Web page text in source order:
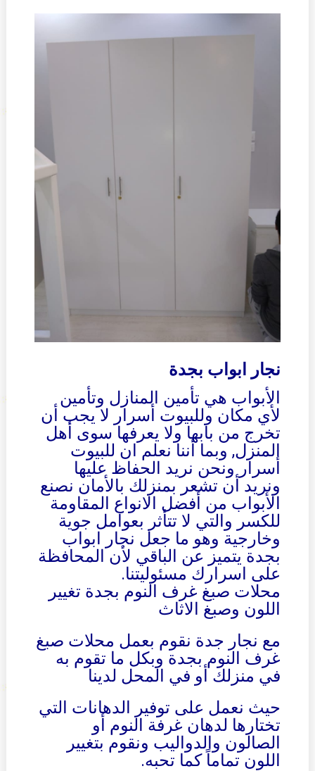
نجار ابواب بجدة
الأبواب هي تأمين المنازل وتأمين
لأي مكان وللبيوت أسرار لا يجب أن
تخرج من بابها ولا يعرفها سوى أهل
المنزل, وبما أننا نعلم ان للبيوت
أسرار ونحن نريد الحفاظ عليها
ونريد أن تشعر بمنزلك بالأمان نصنع
الأبواب من أفضل الانواع المقاومة
للكسر والتي لا تتأثر بعوامل جوية
وخارجية وهو ما جعل نجار ابواب
بجدة يتميز عن الباقي لأن المحافظة
على اسرارك مسئوليتنا.
محلات صبغ غرف النوم بجدة تغيير
اللون وصبغ الاثاث
مع نجار جدة نقوم بعمل محلات صبغ
غرف النوم بجدة وبكل ما تقوم به
في منزلك أو في المحل لدينا
حيث نعمل على توفير الدهانات التي
تختارها لدهان غرفة النوم أو
الصالون والدواليب ونقوم بتغيير
اللون تماماً كما تحبه.